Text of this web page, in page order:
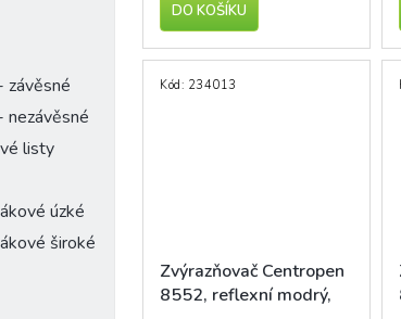
závěsné
nezávěsné
listy
úzké
široké
DO KOŠÍKU
Zvýrazňovač Centropen
8552, reflexní modrý,
Kód: 234013